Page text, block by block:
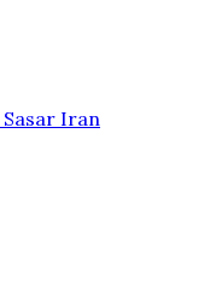
Sasar Iran